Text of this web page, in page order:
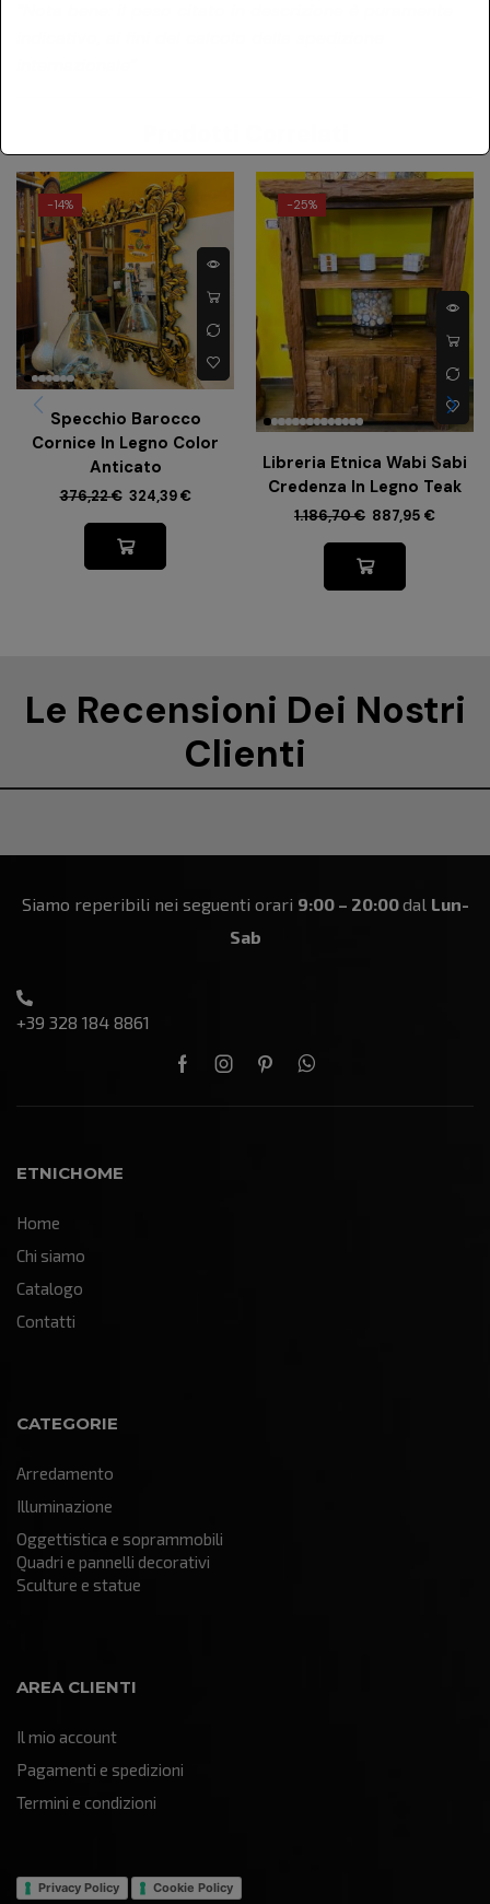
-14%
Specchio Barocco
Cornice In Legno Color
Anticato
376,22€ 324,39€
-25%
Libreria Etnica Wabi Sabi
Credenza In Legno Teak
1.186,70€ 887,95 €
Le Recensioni Dei Nostri
Clienti
Siamo reperibili nei seguenti orari 9:00 – 20:00dal Lun-
Sab
+39 328 184 8861
ETNICHOME
Home
Chi siamo
Catalogo
Contatti
CATEGORIE
Arredamento
Illuminazione
Oggettistica e soprammobili
Quadri e pannelli decorativi
Sculture e statue
AREA CLIENTI
Il mio account
Pagamenti e spedizioni
Termini e condizioni
Privacy Policy Cookie Policy